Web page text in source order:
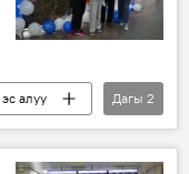
эс алуу
Дагы 2